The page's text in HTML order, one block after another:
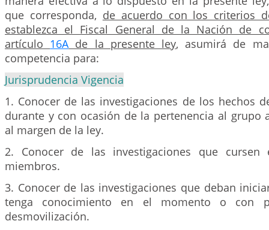
que corresponda, de acuerdo con los criterios
establezca el Fiscal General de la Nación de
artículo 16Ade la presente ley, asumirá de
competencia para:
Jurisprudencia Vigencia
1. Conocer de las investigaciones de los hechos
durante y con ocasión de la pertenencia al grupo
al margen de la ley.
2. Conocer de las investigaciones que
miembros.
3. Conocer de las investigaciones que deban
tenga conocimiento en el momento o con
desmovilización.